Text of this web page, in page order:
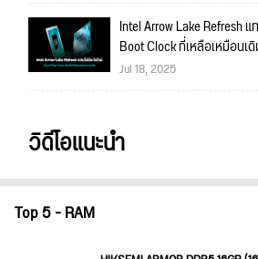
Intel Arrow Lake Refresh
Boot Clock ที่เหลือเหมือนเ
Jul 18, 2025
วิดีโอแนะนำ
Top 5 - RAM